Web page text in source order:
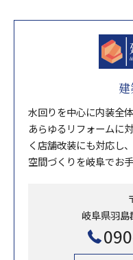
水回りを中心に内装全
あらゆるリフォームに
く店舗改装にも対応し
空間づくりを岐阜でお
岐阜県羽島